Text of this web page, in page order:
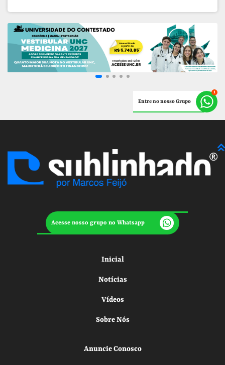
Entre no nosso Grupo
Acesse nosso grupo no Whatsapp
Inicial
Notícias
Vídeos
Sobre Nós
Anuncie Conosco